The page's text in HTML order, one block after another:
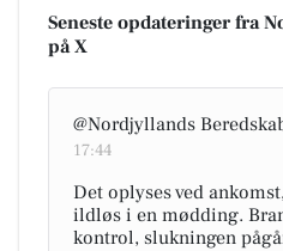
Seneste opdateringer fra
på X
@Nordjyllands
17:44
Det oplyses ved
ildløs i en mødding.
kontrol, slukningen